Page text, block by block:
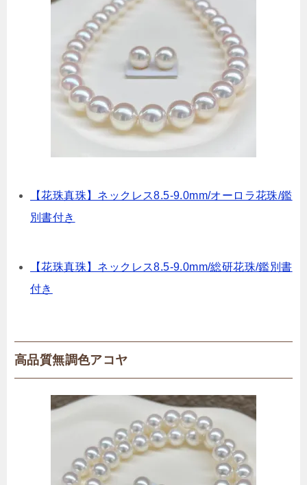
【花珠真珠】ネックレス8.5-9.0mm/オーロラ花珠/鑑
別書付き
【花珠真珠】ネックレス8.5-9.0mm/総研花珠/鑑別書
付き
高品質無調色アコヤ